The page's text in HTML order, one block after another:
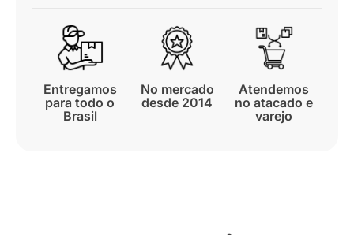
Entregamos
para todo o
Brasil
No mercado
desde 2014
Atendemos
no atacado e
varejo